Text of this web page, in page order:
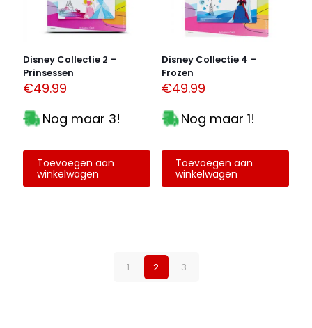
Disney Collectie 2 –
Prinsessen
€49.99
Nog maar 3!
Toevoegen aan
winkelwagen
Disney Collectie 4 –
Frozen
€49.99
Nog maar 1!
Toevoegen aan
winkelwagen
1 2 3